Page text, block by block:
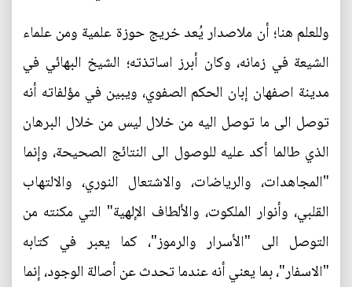
وللعلم هنا؛ أن ملاصدار يُعد خريج حوزة علمية ومن علماء
الشيعة في زمانه، وكان أبرز اساتذته؛ الشيخ البهائي في
مدينة اصفهان إبان الحكم الصفوي، ويبين في مؤلفاته أنه
توصل الى ما توصل اليه من خلال ليس من خلال البرهان
الذي طالما أكد عليه للوصول الى النتائج الصحيحة، وإنما
"المجاهدات، والرياضات، والاشتعال النوري، والالتهاب
القلبي، وأنوار الملكوت، والألطاف الإلهية" التي مكنته من
التوصل الى "الأسرار والرموز"، كما يعبر في كتابه
"الاسفار"، بما يعني أنه عندما تحدث عن أصالة الوجود، إنما